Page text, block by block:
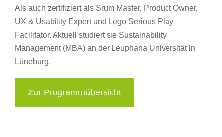
Als auch zertifiziert als Srum Master, Product Owner,
UX & Usability Expert und Lego Serious Play
Facilitator. Aktuell studiert sie Sustainability
Management (MBA) an der Leuphana Universität in
Lüneburg.
Zur Programmübersicht